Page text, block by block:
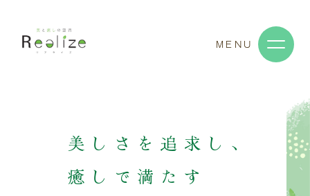
MENU
美しさを追求し、
癒しで満たす